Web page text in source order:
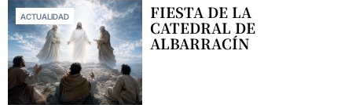
ACTUALIDAD FIESTA DE LA
CATEDRAL DE
ALBARRACÍN